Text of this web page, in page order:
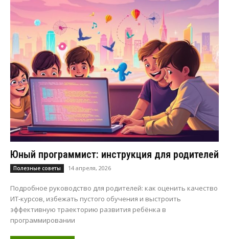
Юный программист: инструкция для родителей
Полезные советы 14 апреля, 2026
Подробное руководство для родителей: как оценить качество
ИТ-курсов, избежать пустого обучения и выстроить
эффективную траекторию развития ребёнка в
программировании